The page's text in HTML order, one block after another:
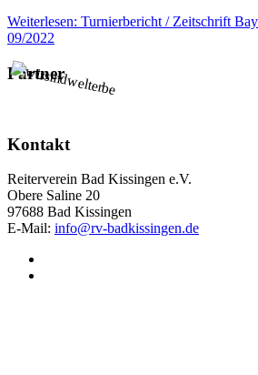
Weiterlesen: Turnierbericht / Zeitschrift
09/2022
Partner
Kontakt
Reiterverein Bad Kissingen e.V.
Obere Saline 20
97688 Bad Kissingen
E-Mail: info@rv-badkissingen.de